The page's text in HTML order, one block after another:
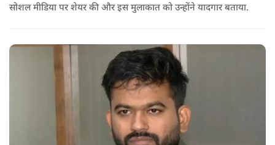
सोशल मीडिया पर शेयर की और इस मुलाकात को उन्होंने यादगार बताया.